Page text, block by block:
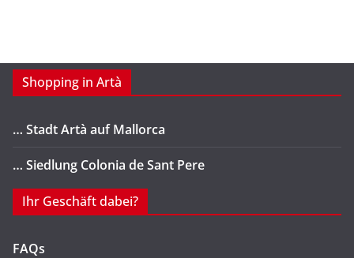
Shopping in Artà
… Stadt Artà auf Mallorca
… Siedlung Colonia de Sant Pere
Ihr Geschäft dabei?
FAQs